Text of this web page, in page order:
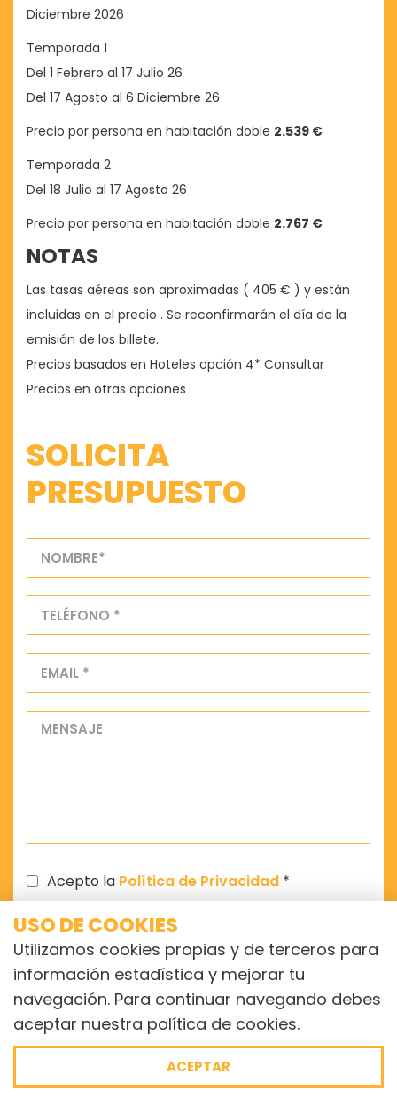
Diciembre 2026
Temporada 1
Del 1 Febrero al 17 Julio 26
Del 17 Agosto al 6 Diciembre 26
Precio por persona en habitación doble 2.539 €
Temporada 2
Del 18 Julio al 17 Agosto 26
Precio por persona en habitación doble 2.767 €
NOTAS
Las tasas aéreas son aproximadas ( 405 € ) y están
incluidas en el precio . Se reconfirmarán el día de la
emisión de los billete.
Precios basados en Hoteles opción 4* Consultar
Precios en otras opciones
SOLICITA
PRESUPUESTO
Acepto la Política de Privacidad *
5 + 2 =
ENVIAR
USO DE COOKIES
Utilizamos cookies propias y de terceros para
información estadística y mejorar tu
navegación. Para continuar navegando debes
aceptar nuestra política de cookies.
ACEPTAR